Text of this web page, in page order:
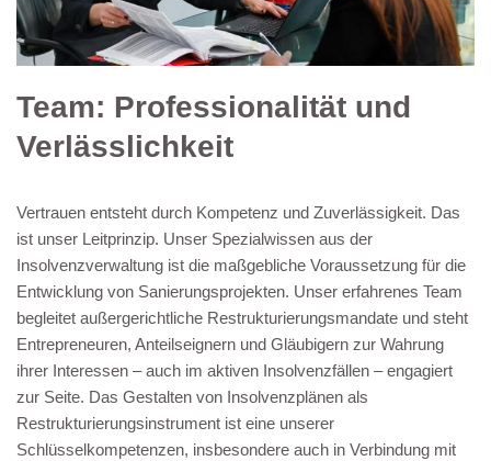
Team: Professionalität und
Verlässlichkeit
Vertrauen entsteht durch Kompetenz und Zuverlässigkeit. Das
ist unser Leitprinzip. Unser Spezialwissen aus der
Insolvenzverwaltung ist die maßgebliche Voraussetzung für die
Entwicklung von Sanierungsprojekten. Unser erfahrenes Team
begleitet außergerichtliche Restrukturierungsmandate und steht
Entrepreneuren, Anteilseignern und Gläubigern zur Wahrung
ihrer Interessen – auch im aktiven Insolvenzfällen – engagiert
zur Seite. Das Gestalten von Insolvenzplänen als
Restrukturierungsinstrument ist eine unserer
Schlüsselkompetenzen, insbesondere auch in Verbindung mit